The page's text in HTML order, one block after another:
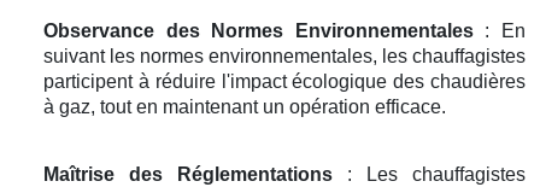
Observance des Normes Environnementales: En
suivant les normes environnementales, les chauffagistes
participent à réduire l'impact écologique des chaudières
à gaz, tout en maintenant un opération efficace.
Maîtrise des Réglementations : Les chauffagistes